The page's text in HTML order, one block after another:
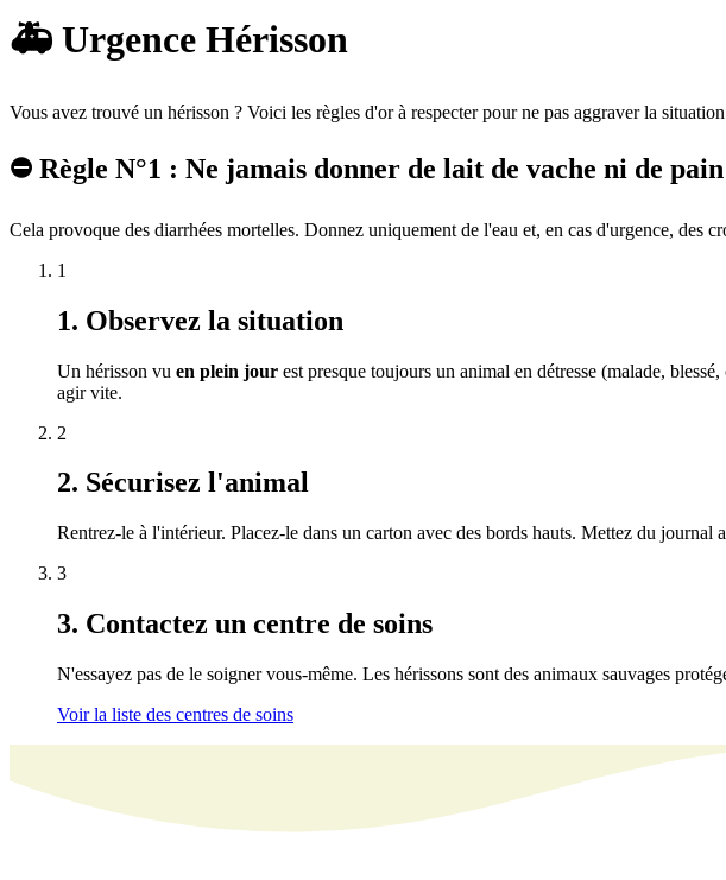
🚑 Urgence Hérisson
Vous avez trouvé un hérisson ? Voici les règles d'or à respecter pour ne pas aggraver la
⛔ Règle N°1 : Ne jamais donner de lait de vache ni de
Cela provoque des diarrhées mortelles. Donnez uniquement de l'eau et, en cas d'urgence, des
1
1. Observez la situation
Un hérisson vu en plein jour est presque toujours un animal en détresse (malade,
agir vite.
2
2. Sécurisez l'animal
Rentrez-le à l'intérieur. Placez-le dans un carton avec des bords hauts. Mettez du journal
3
3. Contactez un centre de soins
N'essayez pas de le soigner vous-même. Les hérissons sont des animaux sauvages
Voir la liste des centres de soins